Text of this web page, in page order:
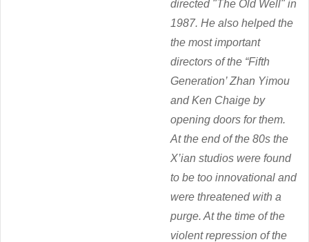
directed "The Old Well" in
1987. He also helped the
the most important
directors of the “Fifth
Generation’ Zhan Yimou
and Ken Chaige by
opening doors for them.
At the end of the 80s the
X’ian studios were found
to be too innovational and
were threatened with a
purge. At the time of the
violent repression of the